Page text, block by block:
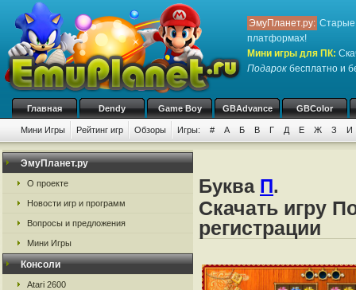
ЭмуПланет.ру: Старые
платформах!
Мини игры для ПК:
Подарок бесплатно и
Главная Dendy Game Boy GBAdvance GBColor
Мини Игры Рейтинг игр Обзоры Игры: # А Б В Г Д Е Ж З И
ЭмуПланет.ру
О проекте
Новости игр и программ
Вопросы и предложения
Мини Игры
Консоли
Atari 2600
Буква П.
Скачать игру
регистрации